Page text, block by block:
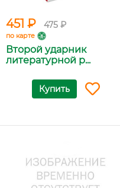
451 ₽ 475 ₽
по карте
Второй ударник
литературной р...
Купить